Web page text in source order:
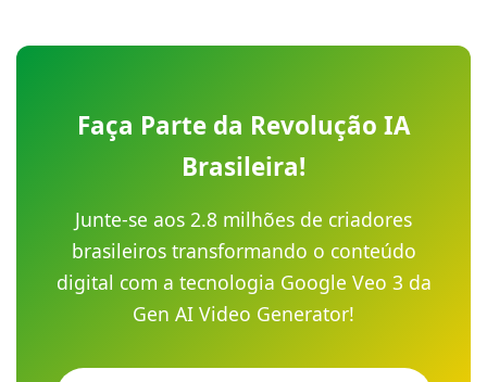
Faça Parte da Revolução IA
Brasileira!
Junte-se aos 2.8 milhões de criadores
brasileiros transformando o conteúdo
digital com a tecnologia Google Veo 3 da
Gen AI Video Generator!